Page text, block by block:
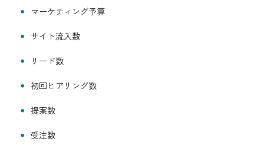
マーケティング予算
サイト流入数
リード数
初回ヒアリング数
提案数
受注数